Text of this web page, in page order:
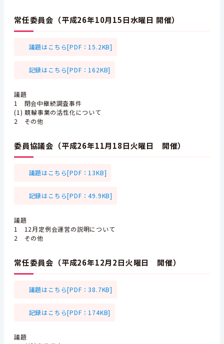
常任委員会（平成26年10月15日水曜日 開催）
議題はこちら[PDF：15.2KB]
記録はこちら[PDF：162KB]
議題
1 閉会中継続調査事件
(1) 競輪事業の活性化について
2 その他
委員協議会（平成26年11月18日火曜日 開催）
議題はこちら[PDF：13KB]
記録はこちら[PDF：49.9KB]
議題
1 12月定例会運営の説明について
2 その他
常任委員会（平成26年12月2日火曜日 開催）
議題はこちら[PDF：38.7KB]
記録はこちら[PDF：174KB]
議題